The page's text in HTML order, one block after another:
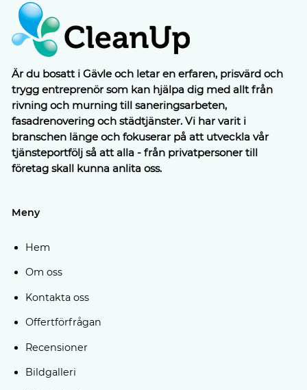
Är du bosatt i Gävle och letar en erfaren, prisvärd och
trygg entreprenör som kan hjälpa dig med allt från
rivning och murning till saneringsarbeten,
fasadrenovering och städtjänster. Vi har varit i
branschen länge och fokuserar på att utveckla vår
tjänsteportfölj så att alla - från privatpersoner till
företag skall kunna anlita oss.
Meny
Hem
Om oss
Kontakta oss
Offertförfrågan
Recensioner
Bildgalleri